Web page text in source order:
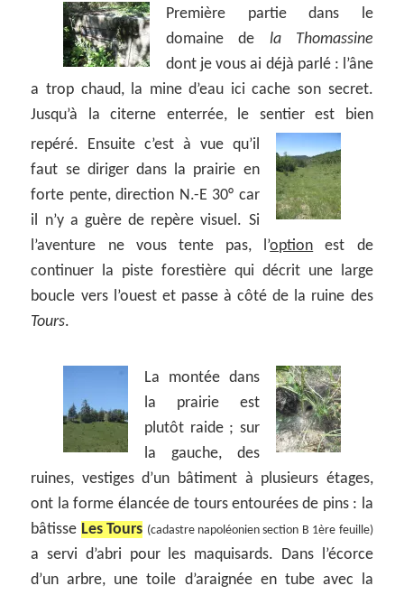
Première partie dans le
domaine de la Thomassine
dont je vous ai déjà parlé : l’âne
a trop chaud, la mine d’eau ici cache son secret.
Jusqu’à la citerne enterrée, le sentier est bien
repéré. Ensuite c’est à vue qu’il
faut se diriger dans la prairie en
forte pente, direction N.-E 30° car
il n’y a guère de repère visuel. Si
l’aventure ne vous tente pas, l’option est de
continuer la piste forestière qui décrit une large
boucle vers l’ouest et passe à côté de la ruine des
Tours.
La montée dans
la prairie est
plutôt raide ; sur
la gauche, des
ruines, vestiges d’un bâtiment à plusieurs étages,
ont la forme élancée de tours entourées de pins : la
bâtisse Les Tours (cadastre napoléonien section B 1ère feuille)
a servi d’abri pour les maquisards. Dans l’écorce
d’un arbre, une toile d’araignée en tube avec la